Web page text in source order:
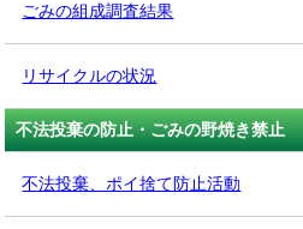
ごみの組成調査結果
リサイクルの状況
不法投棄の防止・ごみの野焼き禁止
不法投棄、ポイ捨て防止活動